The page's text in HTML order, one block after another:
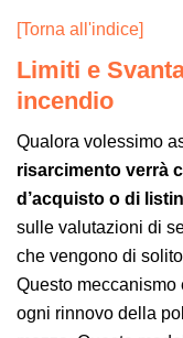
[Torna all'indice]
Limiti e
incendio
Qualora volessimo
risarcimento verrà
d’acquisto o di
sulle valutazioni di
che vengono di
Questo meccanismo
ogni rinnovo della